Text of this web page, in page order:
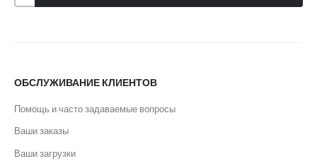
ОБСЛУЖИВАНИЕ КЛИЕНТОВ
Помощь и часто задаваемые вопросы
Ваши заказы
Ваши загрузки